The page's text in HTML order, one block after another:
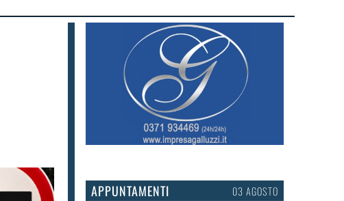
APPUNTAMENTI 03 AGOSTO